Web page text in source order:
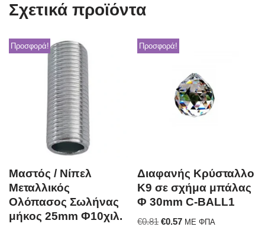
Σχετικά προϊόντα
Προσφορά!
Μαστός / Νίπελ
Μεταλλικός
Ολόπασος Σωλήνας
μήκος 25mm Φ10χιλ.
Προσφορά!
Διαφανής Κρύσταλλο
Κ9 σε σχήμα μπάλας
Φ 30mm C-BALL1
€0.81 €0.57 ΜΕ ΦΠΑ